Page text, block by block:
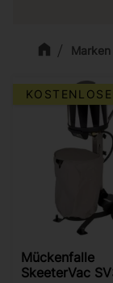
Marken
Mückenfalle
SkeeterVac